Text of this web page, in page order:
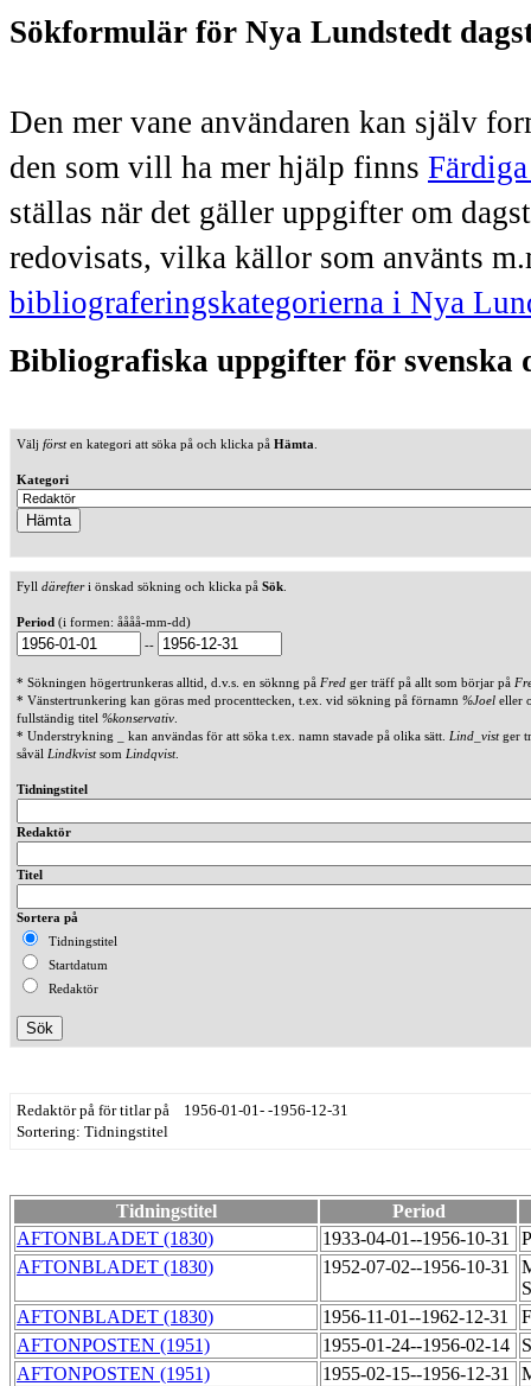
Sökformulär för Nya Lundstedt
Den mer vane användaren kan själv
den som vill ha mer hjälp finns
ställas när det gäller uppgifter om
redovisats, vilka källor som använts
bibliograferingskategorierna i Nya
Bibliografiska uppgifter för svenska
Välj försten kategori att söka på och klicka på Hämta
Kategori
Fyll därefteri önskad sökning och klicka på Sök
Period (i formen: åååå-mm-dd)
--
* Sökningen högertrunkeras alltid, d.v.s. en söknng på Fred ger träff på allt som börjar på
* Vänstertrunkering kan göras med procenttecken, t.ex. vid sökning på förnamn %Joel eller
fullständig titel %konservativ
* Understrykning _ kan användas för att söka t.ex. namn stavade på olika sätt. Lind_vistger
såväl Lindkvistsom Lindqvist.
Tidningstitel
Redaktör
Titel
Sortera på
Tidningstitel
Startdatum
Redaktör
Redaktör på för titlar på 1956-01-01- -1956-12-31
Sortering: Tidningstitel
Tidningstitel
Period
AFTONBLADET (1830)
1933-04-01--1956-10-31
AFTONBLADET (1830)
1952-07-02--1956-10-31
AFTONBLADET (1830)
1956-11-01--1962-12-31
AFTONPOSTEN (1951)
1955-01-24--1956-02-14
AFTONPOSTEN (1951)
1955-02-15--1956-12-31